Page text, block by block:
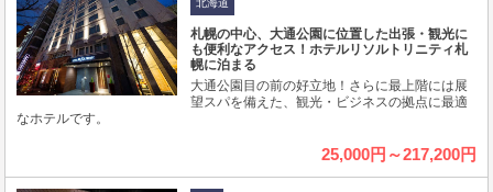
札幌の中心、大通公園に位置した出張・観光に
も便利なアクセス！ホテルリソルトリニティ札
幌に泊まる
大通公園目の前の好立地！さらに最上階には展
望スパを備えた、観光・ビジネスの拠点に最適
なホテルです。
25,000円～217,200円